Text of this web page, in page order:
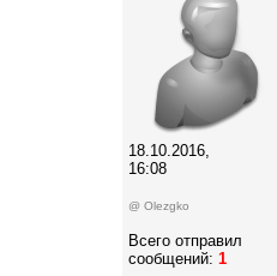
18.10.2016,
16:08
@ Olezgko
Всего отправил
сообщений: 1